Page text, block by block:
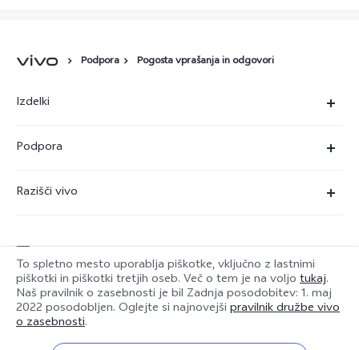
Podpora Pogosta vprašanja in odgovori
Izdelki
Y36
Y35
Y17s
Podpora
Posodobitev sistema
Poslati v popravilo
Dnevnik posodobitev
Garancija
Razišči vivo
Pravna obvestila
Trajnost
Center zasebnosti družbe vivo
Slovenia | Izbira države/regije
To spletno mesto uporablja piškotke, vključno z lastnimi
piškotki in piškotki tretjih oseb. Več o tem je na voljo tukaj.
Naš pravilnik o zasebnosti je bil Zadnja posodobitev: 1. maj
2022 posodobljen. Oglejte si najnovejši pravilnik družbe vivo
o zasebnosti.